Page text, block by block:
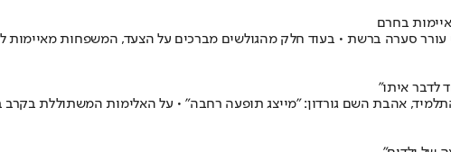
בחרם
עורר סערה ברשת • בעוד חלק מהגולשים מברכים על הצעד, המשפחות
לדבר איתו"
אהבת השם גורדון: "מייצג תופעה רחבה" • על האלימות המשתוללת